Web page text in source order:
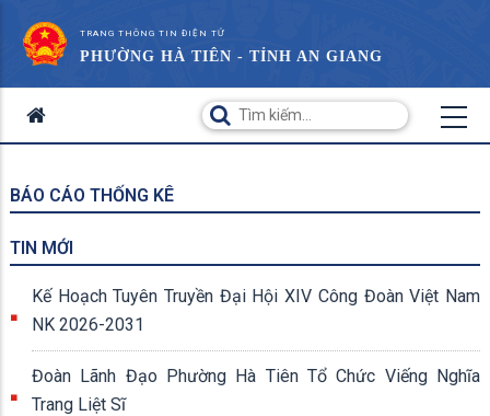
TRANG THÔNG TIN ĐIỆN TỬ
PHƯỜNG HÀ TIÊN - TỈNH AN GIANG
BÁO CÁO THỐNG KÊ
TIN MỚI
Kế Hoạch Tuyên Truyền Đại Hội XIV Công Đoàn Việt Nam
NK 2026-2031
Đoàn Lãnh Đạo Phường Hà Tiên Tổ Chức Viếng Nghĩa
Trang Liệt Sĩ